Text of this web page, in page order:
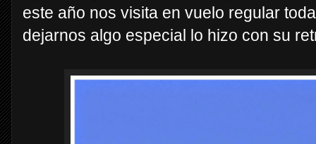
este año nos visita en vuelo regular
dejarnos algo especial lo hizo con su